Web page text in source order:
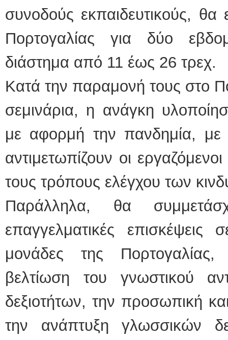
συνοδούς εκπαιδευτικούς,
Πορτογαλίας για δύο
διάστημα από 11 έως 26 τρεχ.
Κατά την παραμονή τους στο
σεμινάρια, η ανάγκη
με αφορμή την πανδημία, με
αντιμετωπίζουν οι
τους τρόπους ελέγχου των
Παράλληλα, θα
επαγγελματικές επισκέψεις
μονάδες της Πορτογαλίας,
βελτίωση του γνωστικού
δεξιοτήτων, την προσωπική
την ανάπτυξη γλωσσικών